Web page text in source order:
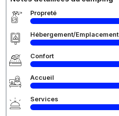
Propreté
Hébergement/Emplacement
Confort
Accueil
Services